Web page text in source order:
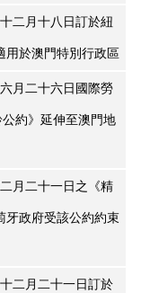
二月十八日訂於紐
用於澳門特別行政區
月二十六日國際勞
約》延伸至澳門地
月二十一日之《精
牙政府受該公約約束
二月二十一日訂於